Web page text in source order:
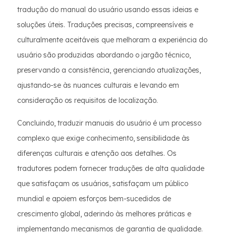
tradução do manual do usuário usando essas ideias e
soluções úteis. Traduções precisas, compreensíveis e
culturalmente aceitáveis que melhoram a experiência do
usuário são produzidas abordando o jargão técnico,
preservando a consistência, gerenciando atualizações,
ajustando-se às nuances culturais e levando em
consideração os requisitos de localização.
Concluindo, traduzir manuais do usuário é um processo
complexo que exige conhecimento, sensibilidade às
diferenças culturais e atenção aos detalhes. Os
tradutores podem fornecer traduções de alta qualidade
que satisfaçam os usuários, satisfaçam um público
mundial e apoiem esforços bem-sucedidos de
crescimento global, aderindo às melhores práticas e
implementando mecanismos de garantia de qualidade.